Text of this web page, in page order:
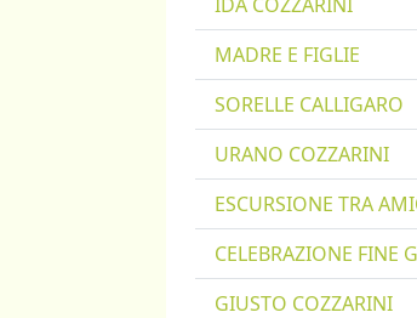
MADRE E FIGLIE
SORELLE CALLIGARO
URANO COZZARINI
ESCURSIONE TRA
CELEBRAZIONE FINE
GIUSTO COZZARINI